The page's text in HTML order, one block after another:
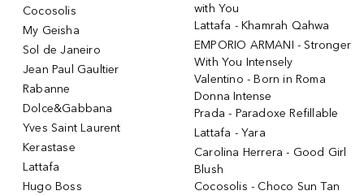
Cocosolis
My Geisha
Sol de Janeiro
Jean Paul Gaultier
Rabanne
Dolce&Gabbana
Yves Saint Laurent
Kerastase
Lattafa
Hugo Boss
with You
Lattafa - Khamrah Qahwa
EMPORIO ARMANI - Stronger
With You Intensely
Valentino - Born in Roma
Donna Intense
Prada - Paradoxe Refillable
Lattafa - Yara
Carolina Herrera - Good Girl
Blush
Cocosolis - Choco Sun Tan